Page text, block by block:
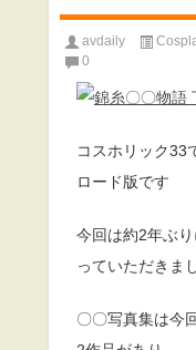
avdaily
0
コスホリック33
ロード版です
今回は約2年ぶ
っていただきま
〇〇写真集は今